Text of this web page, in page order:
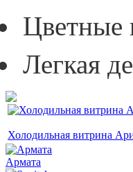
Цветные
Легкая
Холодильная витрина
Армата